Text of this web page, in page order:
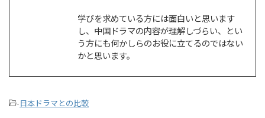
学びを求めている方には面白いと思います
し、中国ドラマの内容が理解しづらい、とい
う方にも何かしらのお役に立てるのではない
かと思います。
-日本ドラマとの比較